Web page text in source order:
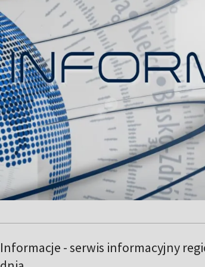
Informacje - serwis informacyjny